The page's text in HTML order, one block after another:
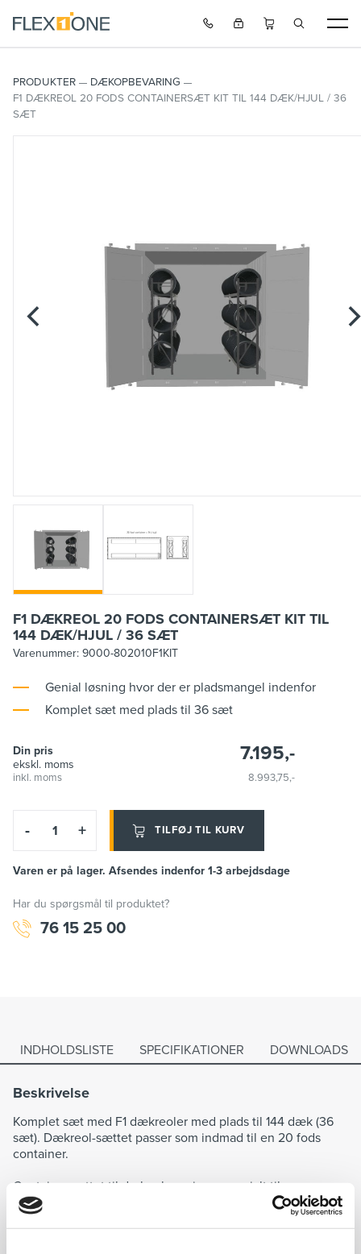
PRODUKTER
DÆKOPBEVARING
F1 DÆKREOL 20 FODS CONTAINERSÆT KIT TIL 144 DÆK/HJUL / 36
SÆT
F1 DÆKREOL 20 FODS CONTAINERSÆT KIT TIL
144 DÆK/HJUL / 36 SÆT
Varenummer: 9000-802010F1KIT
Genial løsning hvor der er pladsmangel indenfor
Komplet sæt med plads til 36 sæt
Din pris
ekskl. moms
7.195,-
inkl. moms 8.993,75,-
- + TILFØJ TIL KURV
Varen er på lager. Afsendes indenfor 1-3 arbejdsdage
Har du spørgsmål til produktet?
76 15 25 00
INDHOLDSLISTE SPECIFIKATIONER DOWNLOADS
Beskrivelse
Komplet sæt med F1 dækreoler med plads til 144 dæk (36
sæt). Dækreol-sættet passer som indmad til en 20 fods
container.
Containersættet til dækopbevaring er genialt til
værksteder, hvor der pladsmæssigt ikke er mulighed for at
opbevare dæk indendøre. Ved investering i en 20 fods